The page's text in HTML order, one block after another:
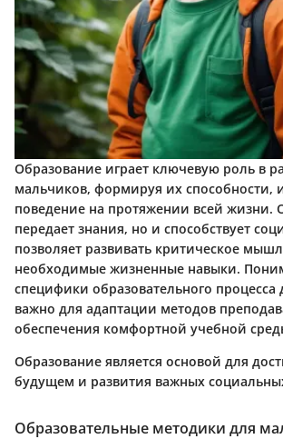
Образование играет ключевую роль в
мальчиков, формируя их способности,
поведение на протяжении всей жизни.
передает знания, но и способствует
позволяет развивать критическое
необходимые жизненные навыки.
специфики образовательного
важно для адаптации методов
обеспечения комфортной учебной
Образование является основой для
будущем и развития важных
Образовательные методики для